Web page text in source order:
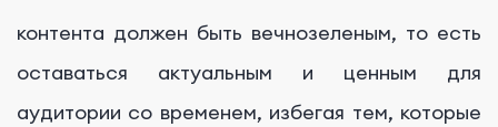
контента должен быть вечнозеленым, то есть
оставаться актуальным и ценным для
аудитории со временем, избегая тем, которые